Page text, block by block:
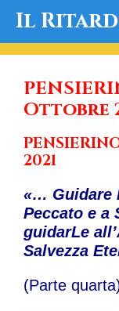
Il
Ottobre
2021
«… Guidare
Peccato e a
guidarLe
Salvezza
(Parte